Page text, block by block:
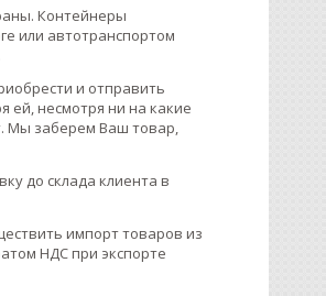
Контейнеры
или автотранспортом
и отправить
ей, несмотря ни на какие
Мы заберем Ваш товар,
до склада клиента в
импорт товаров из
НДС при экспорте